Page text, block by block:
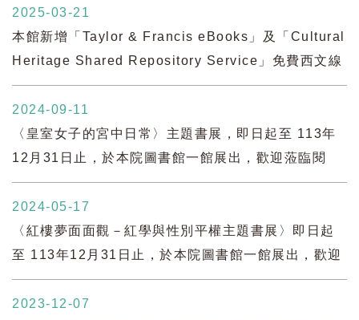
2025-03-21
本館新增「Taylor & Francis eBooks」及「Cultural
Heritage Shared Repository Service」免費西文線
上資源，歡迎多加利用!
2024-09-11
〈皇室女子的宮中日常〉主題書展，即日起至 113年
12月31日止，於本院圖書館一館展出，歡迎蒞臨閱
覽。
2024-05-17
〈紅樓夢面面觀－紅學與性別平權主題書展〉即日起
至 113年12月31日止，於本院圖書館一館展出，歡迎
蒞臨閱覽。
2023-12-07